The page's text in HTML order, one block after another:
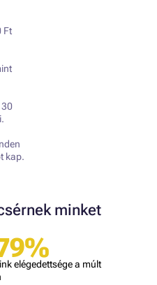
Ft
30
kap.
minket
elégedettsége a múlt